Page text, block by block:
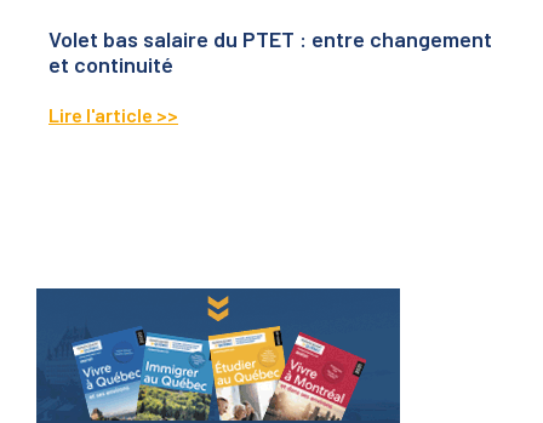
Volet bas salaire du PTET : entre changement
et continuité
Lire l'article >>